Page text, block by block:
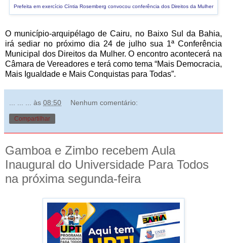
Prefeita em exercício Cíntia Rosemberg convocou conferência dos Direitos da Mulher
O município-arquipélago de Cairu, no Baixo Sul da Bahia,
irá sediar no próximo dia 24 de julho sua 1ª Conferência
Municipal dos Direitos da Mulher. O encontro acontecerá na
Câmara de Vereadores e terá como tema “Mais Democracia,
Mais Igualdade e Mais Conquistas para Todas”.
às 08:50 Nenhum comentário:
Compartilhar
Gamboa e Zimbo recebem Aula
Inaugural do Universidade Para Todos
na próxima segunda-feira